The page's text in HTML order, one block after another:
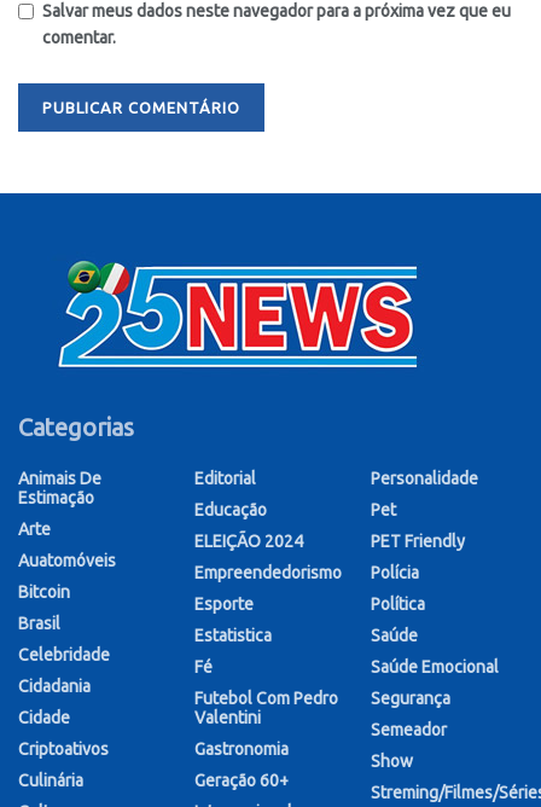
Salvar meus dados neste navegador para a próxima vez que eu
comentar.
Categorias
Animais De
Estimação
Arte
Auatomóveis
Bitcoin
Brasil
Celebridade
Cidadania
Cidade
Criptoativos
Culinária
Editorial
Educação
ELEIÇÃO 2024
Empreendedorismo
Esporte
Estatistica
Fé
Futebol Com Pedro
Valentini
Gastronomia
Geração 60+
Personalidade
Pet
PET Friendly
Polícia
Política
Saúde
Saúde Emocional
Segurança
Semeador
Show
Streming/Filmes/